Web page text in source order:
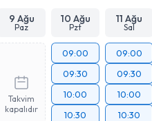
9 Ağu
Paz
10 Ağu
Pzt
11 Ağu
Sal
Takvim
kapalıdır
09:00
09:30
10:00
10:30
09:00
09:30
10:00
10:30